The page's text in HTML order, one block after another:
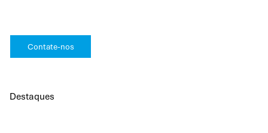
Contate-nos
Destaques